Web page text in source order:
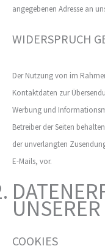
angegebenen Adresse an
WIDERSPRUCH
Der Nutzung von im
Kontaktdaten zur
Werbung und
Betreiber der Seiten
der unverlangten
E-Mails, vor.
COOKIES